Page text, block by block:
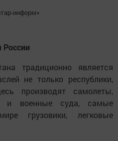
информ»
России
традиционно является
не только республики,
производят самолеты,
и военные суда, самые
грузовики, легковые